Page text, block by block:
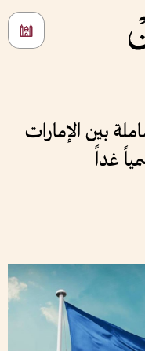
بين الإمارات
غداً